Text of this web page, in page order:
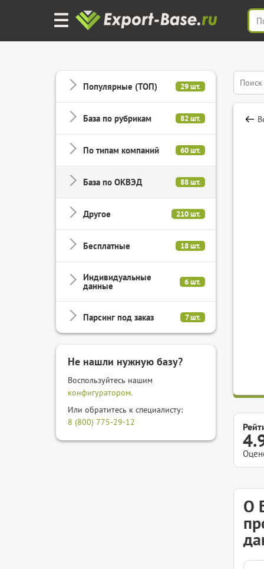
Популярные (ТОП) 29 шт.
База по рубрикам 82 шт.
По типам компаний 60 шт.
База по ОКВЭД 88 шт.
Другое 210 шт.
Бесплатные 18 шт.
Индивидуальные
данные 6 шт.
Парсинг под заказ 7 шт.
Не нашли нужную базу?
Воспользуйтесь нашим
конфигуратором.
Или обратитесь к специалисту:
8 (800) 775-29-12
О